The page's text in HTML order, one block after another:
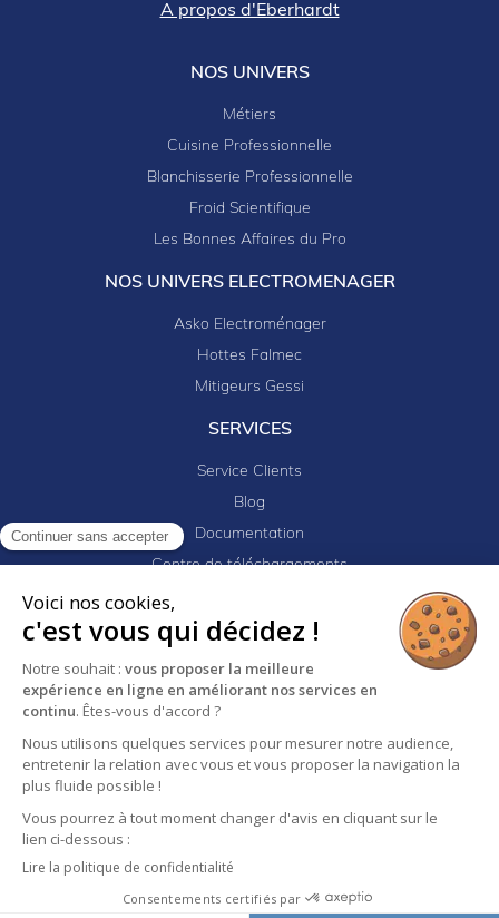
Continuer sans accepter
Voici nos cookies,
c'est vous qui décidez !
Notre souhait : vous proposer la meilleure
expérience en ligne en améliorant nos services en
continu. Êtes-vous d'accord ?
Nous utilisons quelques services pour mesurer notre audience,
entretenir la relation avec vous et vous proposer la navigation la
plus fluide possible !
Vous pourrez à tout moment changer d'avis en cliquant sur le
lien ci-dessous :
Lire la politique de confidentialité
Consentements certifiés par
A propos d'Eberhardt
NOS UNIVERS
Métiers
Cuisine Professionnelle
Blanchisserie Professionnelle
Froid Scientifique
Les Bonnes Affaires du Pro
NOS UNIVERS ELECTROMENAGER
Asko Electroménager
Hottes Falmec
Mitigeurs Gessi
SERVICES
Service Clients
Blog
Documentation
Centre de téléchargements
Newsletter
Mentions légales
Politique de confidentialité
Conditions générales de vente